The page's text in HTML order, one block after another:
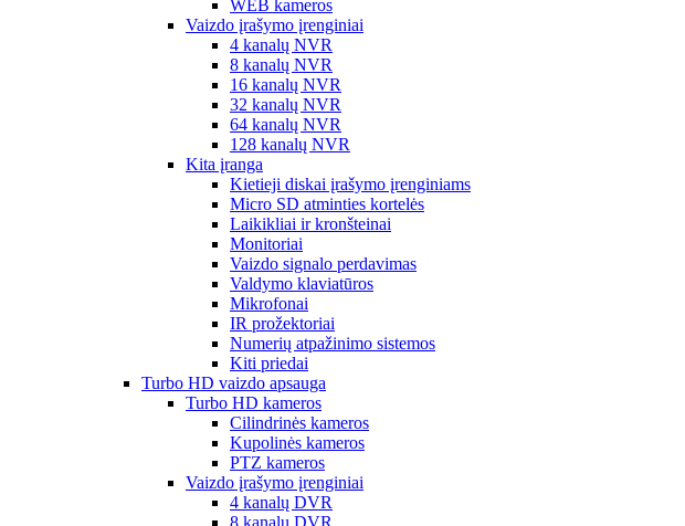
WEB kameros
Vaizdo įrašymo įrenginiai
4 kanalų NVR
8 kanalų NVR
16 kanalų NVR
32 kanalų NVR
64 kanalų NVR
128 kanalų NVR
Kita įranga
Kietieji diskai įrašymo įrenginiams
Micro SD atminties kortelės
Laikikliai ir kronšteinai
Monitoriai
Vaizdo signalo perdavimas
Valdymo klaviatūros
Mikrofonai
IR prožektoriai
Numerių atpažinimo sistemos
Kiti priedai
Turbo HD vaizdo apsauga
Turbo HD kameros
Cilindrinės kameros
Kupolinės kameros
PTZ kameros
Vaizdo įrašymo įrenginiai
4 kanalų DVR
8 kanalų DVR